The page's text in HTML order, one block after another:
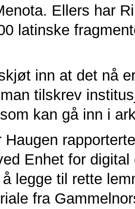
Ellers har
latinske
inn at det nå
tilskrev
kan gå inn i
Haugen
Enhet for
legge til rette
fra